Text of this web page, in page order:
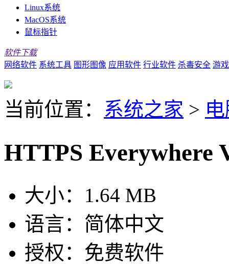
Linux系统
MacOS系统
鼠标指针
软件下载
网络软件 系统工具 图形图像 应用软件 行业软件 杀毒安全 游
当前位置： 系统之家 >
HTTPS Everywhere
大小： 1.64 MB
语言： 简体中文
授权： 免费软件